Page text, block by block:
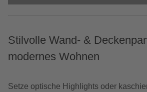
Stilvolle Wand- &
modernes Wohnen
Setze optische Highlights oder